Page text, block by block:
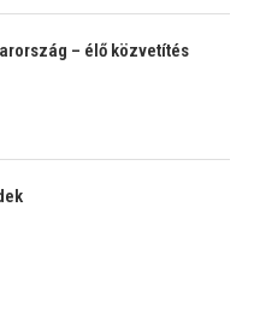
– élő közvetítés